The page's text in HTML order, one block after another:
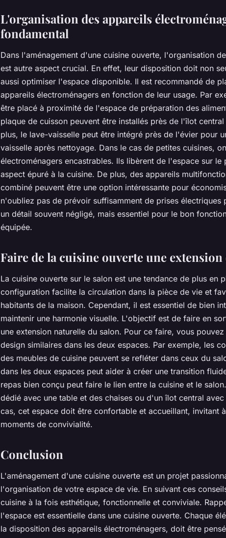
L'organisation des appareils
fondamental
Dans l'aménagement d'une cuisine ouverte, l'organisation
est autre aspect crucial. En effet, leur disposition doit non
aussi optimiser l'espace disponible. Il est recommandé de
appareils électroménagers en fonction de leur usage. Par
être placé à proximité de l'espace de préparation des
plaque de cuisson peuvent être installés près de l'îlot central
plus, le lave-vaisselle peut être intégré près de l'évier pour
vaisselle après nettoyage. Dans le cas de petites cuisines,
électroménagers encastrables. Ils libèrent de l'espace sur le
aspect épuré à la cuisine. De plus, des appareils
combiné peuvent être une option intéressante pour
n'oubliez pas de prévoir suffisamment de prises
un détail souvent négligé, mais essentiel pour le bon
équipée.
Faire de la cuisine ouverte une extension
La cuisine ouverte sur le salon est une tendance de plus en
configuration facilite la circulation dans la pièce de vie et
habitants de la maison. Cependant, il est essentiel de bien
maintenir une harmonie visuelle. L'objectif est de faire en
une extension naturelle du salon. Pour ce faire, vous
design similaires dans les deux espaces. Par exemple, les
des meubles de cuisine peuvent se refléter dans ceux du
dans les deux espaces peut aider à créer une transition
repas bien conçu peut faire le lien entre la cuisine et le
dédié avec une table et des chaises ou d'un îlot central
cas, cet espace doit être confortable et accueillant, invitant
moments de convivialité.
Conclusion
L'aménagement d'une cuisine ouverte est un projet
l'organisation de votre espace de vie. En suivant ces
cuisine à la fois esthétique, fonctionnelle et conviviale.
l'espace est essentielle dans une cuisine ouverte. Chaque
la disposition des appareils électroménagers, doit être